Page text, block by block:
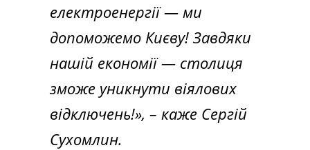
електроенергії — ми
допоможемо Києву! Завдяки
нашій економії — столиця
зможе уникнути віялових
відключень!», – каже Сергій
Сухомлин.